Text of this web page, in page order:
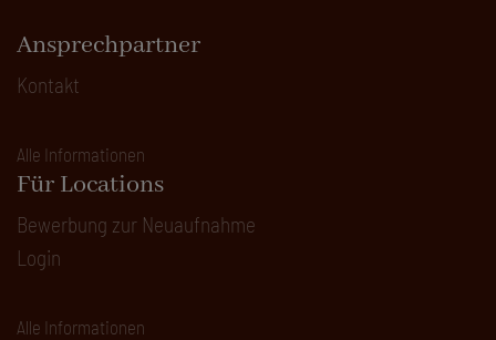
Ansprechpartner
Kontakt
Alle Informationen
Für Locations
Bewerbung zur Neuaufnahme
Login
Alle Informationen